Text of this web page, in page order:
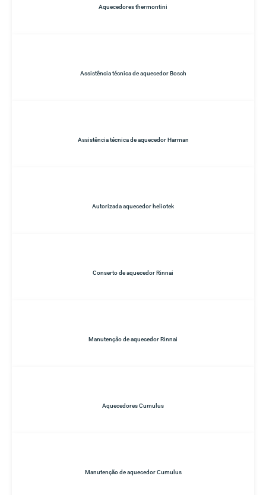
Aquecedores thermontini
Assistência técnica de aquecedor Bosch
Assistência técnica de aquecedor Harman
Autorizada aquecedor heliotek
Conserto de aquecedor Rinnai
Manutenção de aquecedor Rinnai
Aquecedores Cumulus
Manutenção de aquecedor Cumulus